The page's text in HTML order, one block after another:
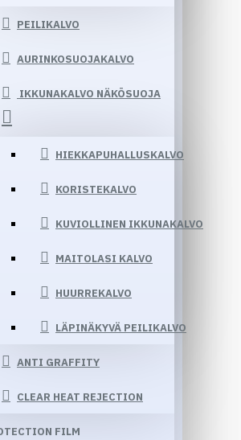
PEILIKALVO
AURINKOSUOJAKALVO
IKKUNAKALVO NÄKÖSUOJA
HIEKKAPUHALLUSKALVO
KORISTEKALVO
KUVIOLLINEN IKKUNAKALVO
MAITOLASI KALVO
HUURREKALVO
LÄPINÄKYVÄ PEILIKALVO
ANTI GRAFFITY
CLEAR HEAT REJECTION
FILM